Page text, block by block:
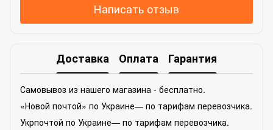
Написать отзыв
Доставка Оплата Гарантия
Самовывоз из нашего магазина - бесплатно.
«Новой почтой» по Украине— по тарифам перевозчика.
Укрпочтой по Украине— по тарифам перевозчика.